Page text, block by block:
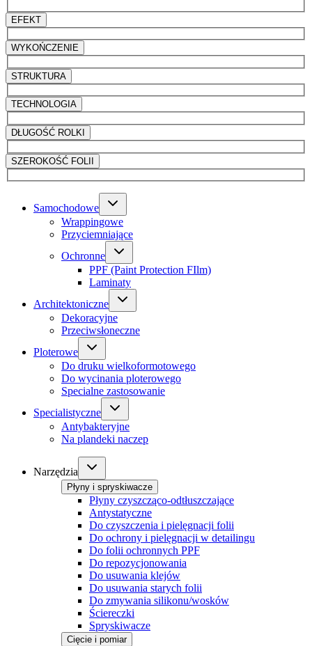
EFEKT
WYKOŃCZENIE
STRUKTURA
TECHNOLOGIA
DŁUGOŚĆ ROLKI
SZEROKOŚĆ FOLII
Samochodowe
Wrappingowe
Przyciemniające
Ochronne
PPF (Paint Protection FIlm)
Laminaty
Architektoniczne
Dekoracyjne
Przeciwsłoneczne
Ploterowe
Do druku wielkoformotowego
Do wycinania ploterowego
Specialne zastosowanie
Specialistyczne
Antybakteryjne
Na plandeki naczep
Narzędzia
Płyny i spryskiwacze
Płyny czyszcząco-odtłuszczające
Antystatyczne
Do czyszczenia i pielęgnacji folii
Do ochrony i pielęgnacji w detailingu
Do folii ochronnych PPF
Do repozycjonowania
Do usuwania klejów
Do usuwania starych folii
Do zmywania silikonu/wosków
Ściereczki
Spryskiwacze
Cięcie i pomiar